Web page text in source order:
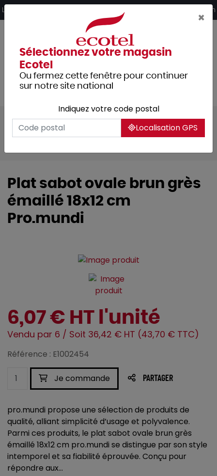
Livraison offerte dès 249€ HT d’achat et retrait 2h en magasin
Tous les produits
Arts de la table
Vaisselle
Vaisselle culinaire
Plat sabot ovale brun grès
émaillé 18x12 cm
Pro.mundi
6,07 € HT l'unité
Vendu par 6 / Soit 36,42 € HT (43,70 € TTC)
Référence : E1002454
Je commande PARTAGER
pro.mundi propose une sélection de produits de
qualité, alliant simplicité d’usage et polyvalence.
Parmi ces produits, le plat sabot ovale brun grès
émaillé 18x12 cm pro.mundi se distingue par son style
intemporel et sa fiabilité éprouvée. Conçu pour
répondre aux...
×
Sélectionnez votre magasin
Ecotel
Ou fermez cette fenêtre pour continuer
sur notre site national
Indiquez votre code postal
Localisation GPS
Panneau de gestion des cookies